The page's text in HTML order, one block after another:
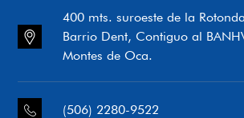
400 mts. suroeste de la
Barrio Dent, Contiguo al
Montes de Oca.
(506) 2280-9522